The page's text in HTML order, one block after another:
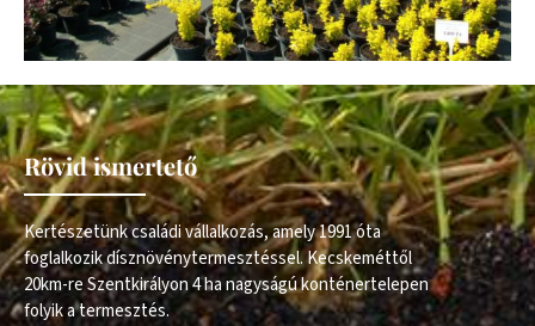
Rövid ismertető
Kertészetünk családi vállalkozás, amely 1991 óta
foglalkozik dísznövénytermesztéssel. Kecskeméttől
20km-re Szentkirályon 4 ha nagyságú konténertelepen
folyik a termesztés.